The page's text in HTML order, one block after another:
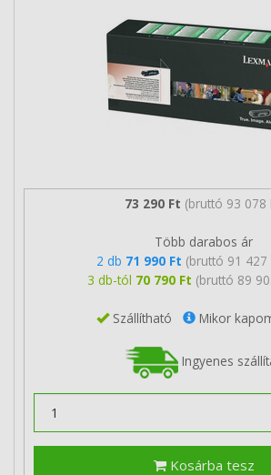
73 290 Ft (bruttó 93 078
Több darabos ár
2 db 71 990 Ft (bruttó 91 427
3 db-tól 70 790 Ft (bruttó 89
Szállítható Mikor
Ingyenes
Kosárba tesz